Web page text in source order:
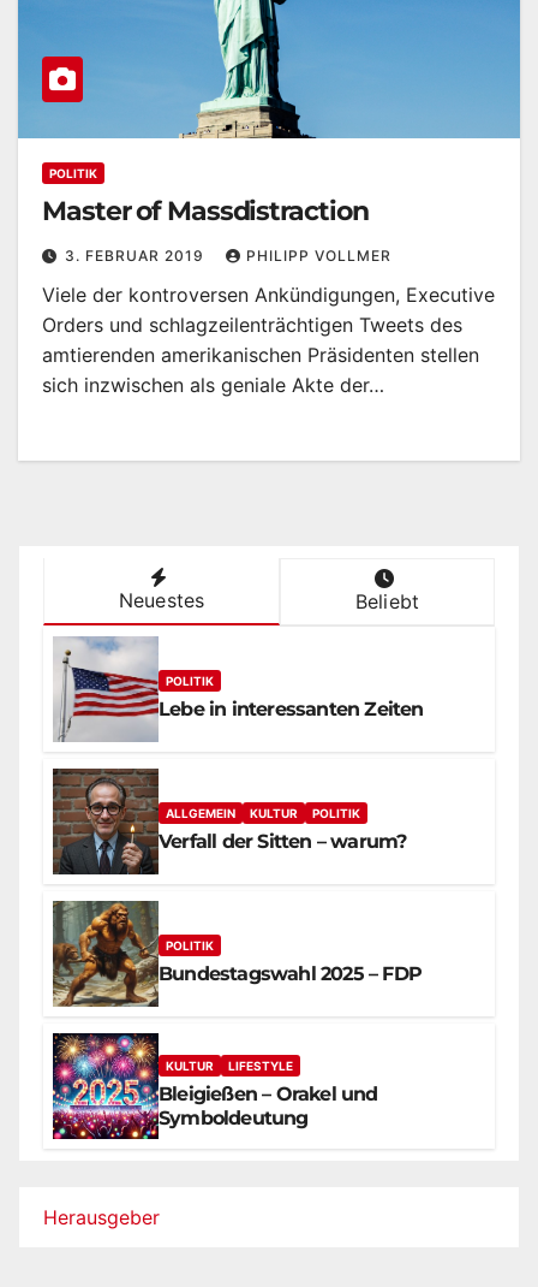
POLITIK
Master of Massdistraction
3. FEBRUAR 2019 PHILIPP VOLLMER
Viele der kontroversen Ankündigungen, Executive
Orders und schlagzeilenträchtigen Tweets des
amtierenden amerikanischen Präsidenten stellen
sich inzwischen als geniale Akte der…
Neuestes Beliebt
POLITIK
Lebe in interessanten Zeiten
ALLGEMEIN KULTUR POLITIK
Verfall der Sitten – warum?
POLITIK
Bundestagswahl 2025 – FDP
KULTUR LIFESTYLE
Bleigießen – Orakel und
Symboldeutung
Herausgeber